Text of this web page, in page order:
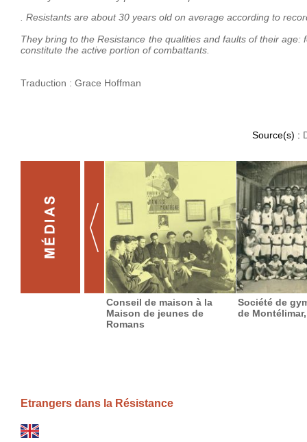
. Resistants are about 30 years old on average according to
They bring to the Resistance the qualities and faults of their
constitute the active portion of combattants.
Traduction : Grace Hoffman
Source(s) :
Conseil de maison à la
Maison de jeunes de
Romans
Société de
de
Etrangers dans la Résistance